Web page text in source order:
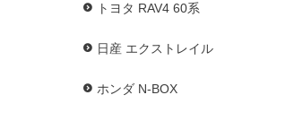
トヨタ RAV4 60系
日産 エクストレイル
ホンダ N-BOX